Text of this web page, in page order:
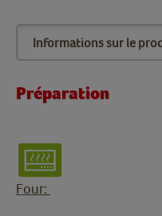
Préparation
Four: